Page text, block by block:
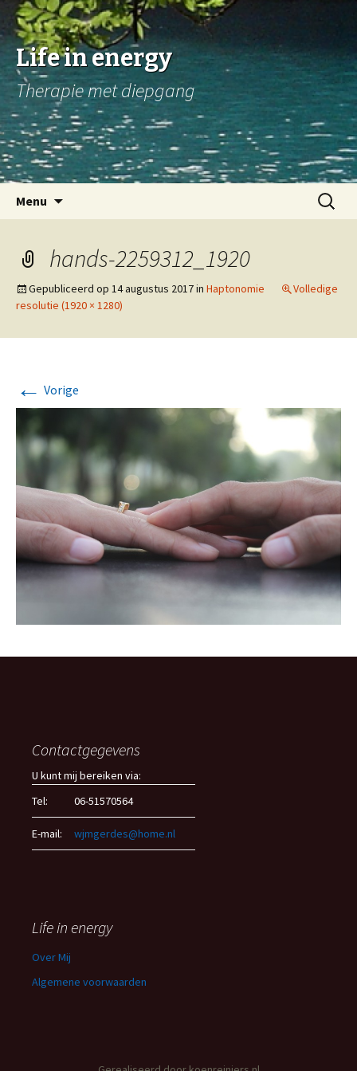
Life in energy
Therapie met diepgang
Menu
springen
Zoeken
naar:
hands-2259312_1920
Gepubliceerd op 14 augustus 2017in Haptonomie
Volledige
resolutie (1920 × 1280)
← Vorige
Contactgegevens
U kunt mij bereiken via:
Tel:
06-51570564
E-mail: wjmgerdes@home.nl
Life in energy
Over Mij
Algemene voorwaarden